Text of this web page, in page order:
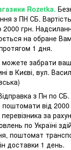
Rozetka.
з ПН СБ.
грн.
на обране
1 дня.
можете забрати
в Києві, вул.
з Пн по
поштомати від
перевізника за
по Україні
поштомат
доставки 1 день.